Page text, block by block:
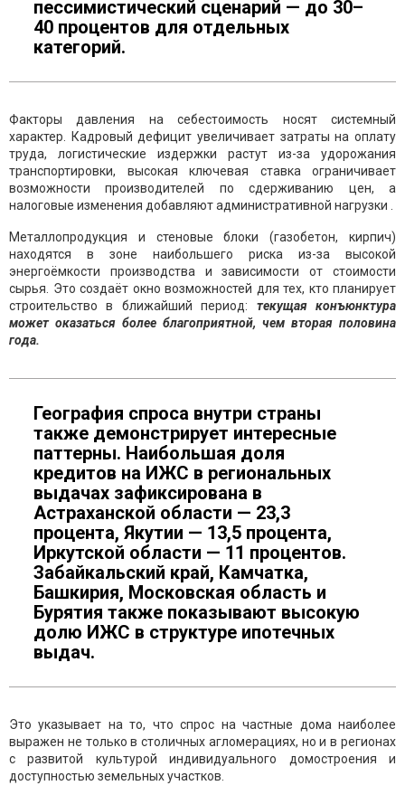
пессимистический сценарий — до 30–
40 процентов для отдельных
категорий.
Факторы давления на себестоимость носят системный
характер. Кадровый дефицит увеличивает затраты на оплату
труда, логистические издержки растут из-за удорожания
транспортировки, высокая ключевая ставка ограничивает
возможности производителей по сдерживанию цен, а
налоговые изменения добавляют административной нагрузки .
Металлопродукция и стеновые блоки (газобетон, кирпич)
находятся в зоне наибольшего риска из-за высокой
энергоёмкости производства и зависимости от стоимости
сырья. Это создаёт окно возможностей для тех, кто планирует
строительство в ближайший период: текущая конъюнктура
может оказаться более благоприятной, чем вторая половина
года.
География спроса внутри страны
также демонстрирует интересные
паттерны. Наибольшая доля
кредитов на ИЖС в региональных
выдачах зафиксирована в
Астраханской области — 23,3
процента, Якутии — 13,5 процента,
Иркутской области — 11 процентов.
Забайкальский край, Камчатка,
Башкирия, Московская область и
Бурятия также показывают высокую
долю ИЖС в структуре ипотечных
выдач.
Это указывает на то, что спрос на частные дома наиболее
выражен не только в столичных агломерациях, но и в регионах
с развитой культурой индивидуального домостроения и
доступностью земельных участков.